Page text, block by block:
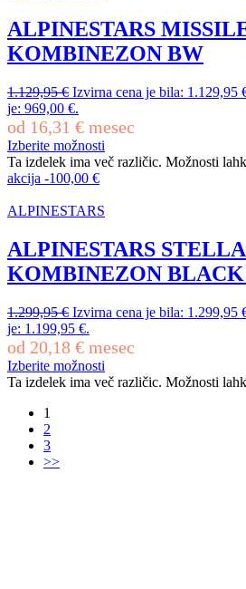
ALPINESTARS
KOMBINEZON BW
1.129,95€ Izvirna cena je bila: 1.129,95
je: 969,00 €.
od 16,31 € mesec
Izberite možnosti
Ta izdelek ima več različic. Možnosti
akcija -100,00 €
ALPINESTARS
ALPINESTARS
KOMBINEZON
1.299,95€ Izvirna cena je bila: 1.299,95
je: 1.199,95 €.
od 20,18 € mesec
Izberite možnosti
Ta izdelek ima več različic. Možnosti
1
2
3
>>